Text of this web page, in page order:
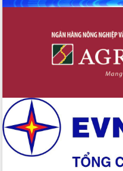
với Tập đoàn Bưu chính Viễn thông
Thứ trưởng Bộ Y tế làm việc với tỉnh
Đắk Lắk về phát triển nhân lực y tế
cho trạm y tế cấp xã
Du lịch Đắk Lắk nâng tầm trải nghiệm
liệu và Bản đồ số
Tập huấn ứng dụng trí tuệ nhân tạo (AI)
trong thương mại điện tử năm 2026
Đoàn đại biểu Quốc hội tỉnh Đắk Lắk
trao đổi thông tin trước Kỳ họp thứ
nhất, Quốc hội khóa XVI